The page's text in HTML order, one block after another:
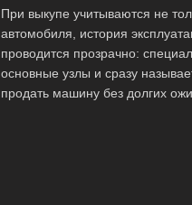
При выкупе учитываются не
автомобиля, история
проводится прозрачно:
основные узлы и сразу
продать машину без долгих